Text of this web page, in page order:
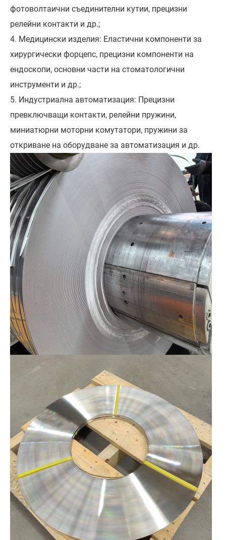
фотоволтаични съединителни кутии, прецизни
релейни контакти и др.;
4. Медицински изделия: Еластични компоненти за
хирургически форцепс, прецизни компоненти на
ендоскопи, основни части на стоматологични
инструменти и др.;
5. Индустриална автоматизация: Прецизни
превключващи контакти, релейни пружини,
миниатюрни моторни комутатори, пружини за
откриване на оборудване за автоматизация и др.